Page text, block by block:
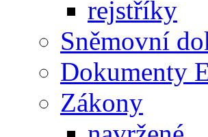
rejstříky
Sněmovní
Dokumenty
Zákony